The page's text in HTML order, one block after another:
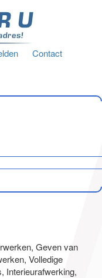
Contact
Geven van
Volledige
Interieurafwerking